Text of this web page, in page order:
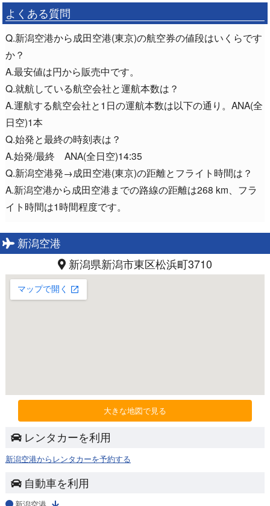
よくある質問
Q.新潟空港から成田空港(東京)の航空券の値段はいくらです
か？
A.最安値は円から販売中です。
Q.就航している航空会社と運航本数は？
A.運航する航空会社と1日の運航本数は以下の通り。ANA(全
日空)1本
Q.始発と最終の時刻表は？
A.始発/最終 ANA(全日空)14:35
Q.新潟空港発→成田空港(東京)の距離とフライト時間は？
A.新潟空港から成田空港までの路線の距離は268 km、フラ
イト時間は1時間程度です。
新潟空港
新潟県新潟市東区松浜町3710
大きな地図で見る
レンタカーを利用
新潟空港からレンタカーを予約する
自動車を利用